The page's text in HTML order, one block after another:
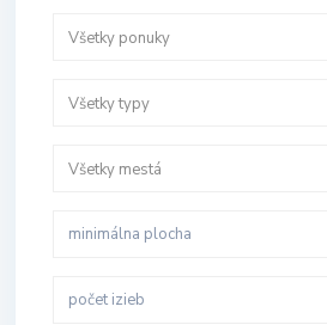
Všetky ponuky
Všetky typy
Všetky mestá